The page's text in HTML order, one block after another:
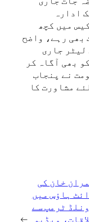
ادارہ
میں کچھ
بھی رہے، واضح
جاری
بھی آگاہ کر
نے پنجاب
مشاورت کا
خان کی
ہاؤس میں
ٹرمپ سے
ویڈیو
→